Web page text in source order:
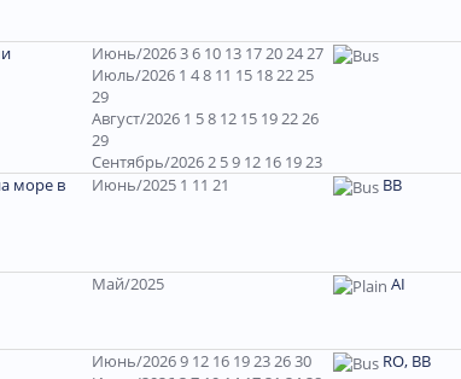
Июнь/2026 3 6 10 13 17 20 24 27
Июль/2026 1 4 8 11 15 18 22 25
29
Август/2026 1 5 8 12 15 19 22 26
29
Сентябрь/2026 2 5 9 12 16 19 23
море в
Июнь/2025 1 11 21 ВВ
Май/2025 AI
Июнь/2026 9 12 16 19 23 26 30
RO, BB